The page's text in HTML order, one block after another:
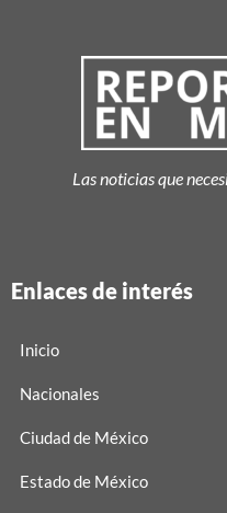
Las noticias que
Enlaces de interés
Inicio
Nacionales
Ciudad de México
Estado de México